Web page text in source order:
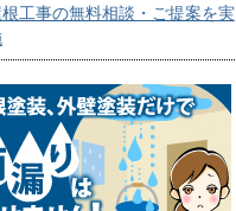
根工事の無料相談・ご提案を実